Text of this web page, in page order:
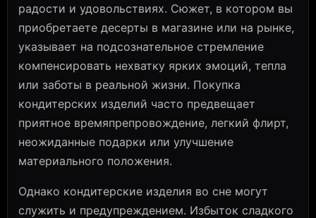
радости и удовольствиях. Сюжет, в котором вы
приобретаете десерты в магазине или на рынке,
указывает на подсознательное стремление
компенсировать нехватку ярких эмоций, тепла
или заботы в реальной жизни. Покупка
кондитерских изделий часто предвещает
приятное времяпрепровождение, легкий флирт,
неожиданные подарки или улучшение
материального положения.
Однако кондитерские изделия во сне могут
служить и предупреждением. Избыток сладкого